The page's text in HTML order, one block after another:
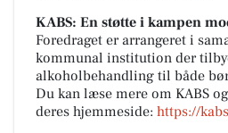
KABS: En støtte i kampen
Foredraget er arrangeret i
kommunal institution der
alkoholbehandling til både
Du kan læse mere om KABS
deres hjemmeside: https://